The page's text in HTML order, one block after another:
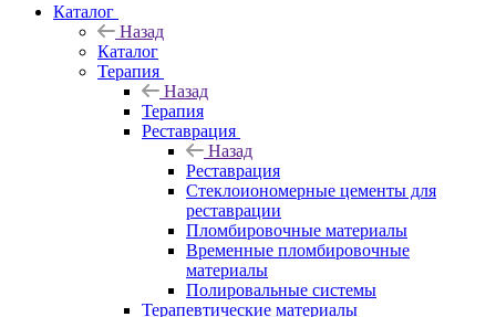
Каталог
Назад
Каталог
Терапия
Назад
Терапия
Реставрация
Назад
Реставрация
Стеклоиономерные цементы для
реставрации
Пломбировочные материалы
Временные пломбировочные
материалы
Полировальные системы
Терапевтические материалы